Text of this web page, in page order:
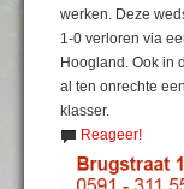
werken. Deze
1-0 verloren via
Hoogland. Ook in
al ten onrechte
klasser.
Reageer!